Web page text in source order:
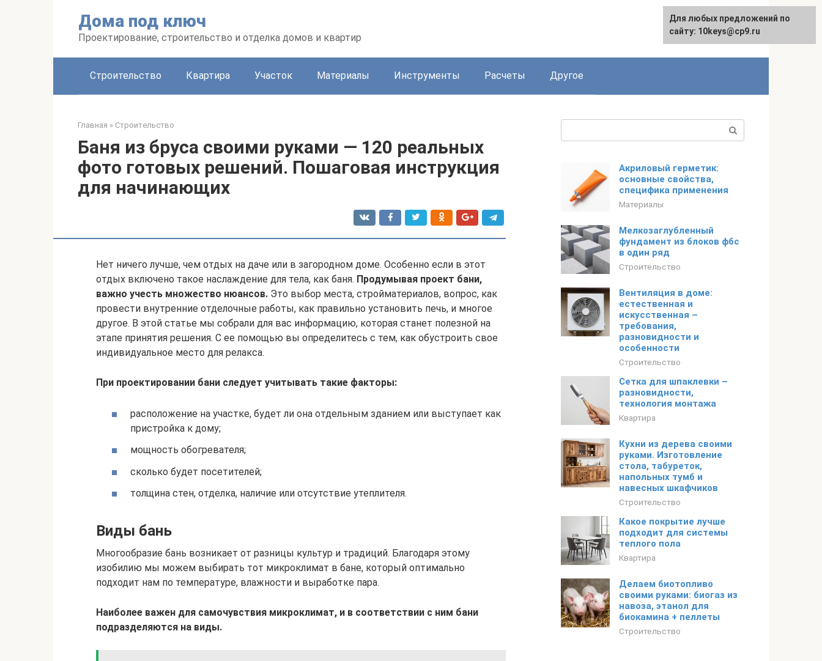
Дома под ключ
Проектирование, строительство и отделка домов и квартир
English
Строительство Квартира Участок Материалы Инструменты Расчеты Другое
Главная » Строительство
Баня из бруса своими руками — 120 реальных
фото готовых решений. Пошаговая инструкция
для начинающих
Нет ничего лучше, чем отдых на даче или в загородном доме. Особенно если в этот
отдых включено такое наслаждение для тела, как баня. Продумывая проект бани,
важно учесть множество нюансов. Это выбор места, стройматериалов, вопрос, как
провести внутренние отделочные работы, как правильно установить печь, и многое
другое. В этой статье мы собрали для вас информацию, которая станет полезной на
этапе принятия решения. С ее помощью вы определитесь с тем, как обустроить свое
индивидуальное место для релакса.
При проектировании бани следует учитывать такие факторы:
расположение на участке, будет ли она отдельным зданием или выступает как
пристройка к дому;
мощность обогревателя;
сколько будет посетителей;
толщина стен, отделка, наличие или отсутствие утеплителя.
Виды бань
Многообразие бань возникает от разницы культур и традиций. Благодаря этому
изобилию мы можем выбирать тот микроклимат в бане, который оптимально
подходит нам по температуре, влажности и выработке пара.
Наиболее важен для самочувствия микроклимат, и в соответствии с ним бани
подразделяются на виды.
Акриловый герметик:
основные свойства,
специфика применения
Материалы
Мелкозаглубленный
фундамент из блоков фбс
в один ряд
Строительство
Вентиляция в доме:
естественная и
искусственная –
требования,
разновидности и
особенности
Строительство
Сетка для шпаклевки –
разновидности,
технология монтажа
Квартира
Кухни из дерева своими
руками. Изготовление
стола, табуреток,
напольных тумб и
навесных шкафчиков
Строительство
Какое покрытие лучше
подходит для системы
теплого пола
Квартира
Делаем биотопливо
своими руками: биогаз из
навоза, этанол для
биокамина + пеллеты
Строительство
Для любых предложений по
сайту: 10keys@cp9.ru